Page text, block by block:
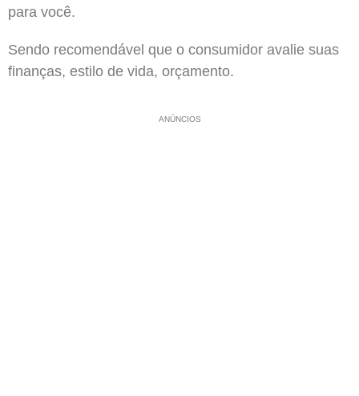
para você.
Sendo recomendável que o consumidor avalie suas
finanças, estilo de vida, orçamento.
ANÚNCIOS